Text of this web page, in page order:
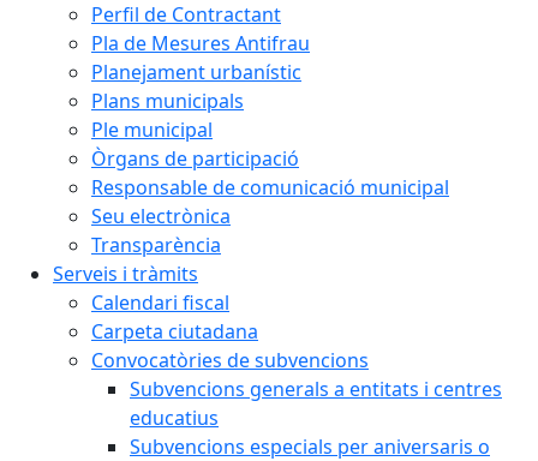
Perfil de Contractant
Pla de Mesures Antifrau
Planejament urbanístic
Plans municipals
Ple municipal
Òrgans de participació
Responsable de comunicació municipal
Seu electrònica
Transparència
Serveis i tràmits
Calendari fiscal
Carpeta ciutadana
Convocatòries de subvencions
Subvencions generals a entitats i centres
educatius
Subvencions especials per aniversaris o